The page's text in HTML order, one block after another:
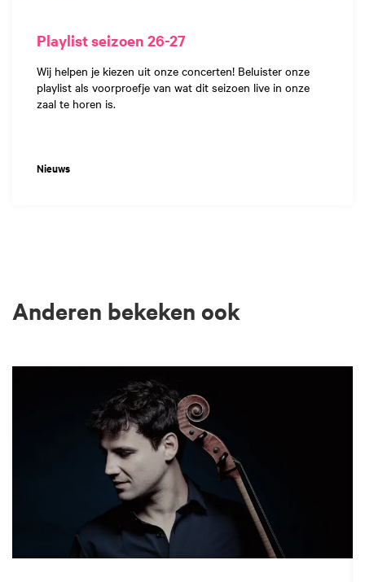
Playlist seizoen 26-27
Wij helpen je kiezen uit onze concerten! Beluister onze
playlist als voorproefje van wat dit seizoen live in onze
zaal te horen is.
Nieuws
Anderen bekeken ook